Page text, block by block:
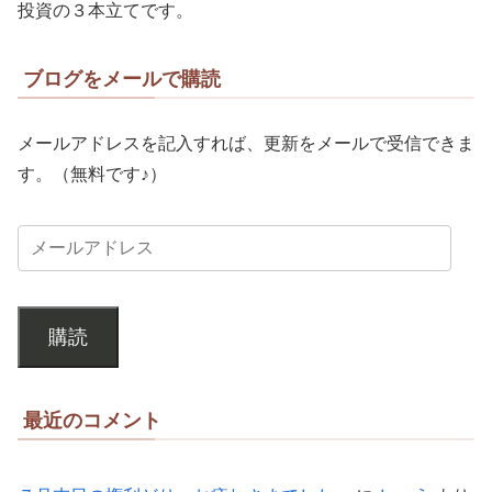
投資の３本立てです。
ブログをメールで購読
メールアドレスを記入すれば、更新をメールで受信できま
す。（無料です♪）
購読
最近のコメント